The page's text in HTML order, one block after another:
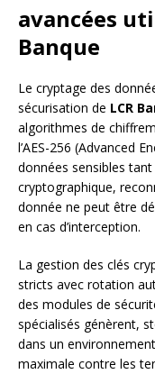
avancées
Banque
Le cryptage des
sécurisation de LCR
algorithmes de
l’AES-256 (Advanced
données sensibles
cryptographique,
donnée ne peut être
en cas d’interception.
La gestion des clés
stricts avec rotation
des modules de
spécialisés génèrent,
dans un
maximale contre les